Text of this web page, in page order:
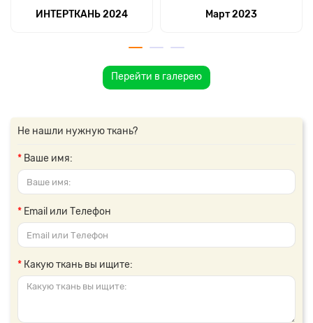
ИНТЕРТКАНЬ 2024 Март 2023
Перейти в галерею
Не нашли нужную ткань?
Ваше имя:
Email или Телефон
Какую ткань вы ищите: